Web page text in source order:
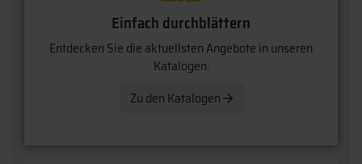
Einfach durchblättern
Entdecken Sie die aktuellsten Angebote in unseren
Katalogen.
Zu den Katalogen